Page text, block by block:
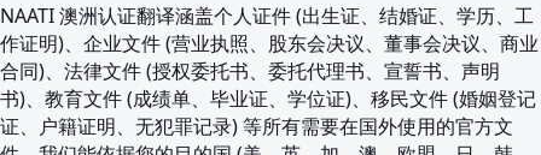
NAATI 澳洲认证翻译涵盖个人证件 (出生证、结婚证、学历、工
作证明)、企业文件 (营业执照、股东会决议、董事会决议、商业
合同)、法律文件 (授权委托书、委托代理书、宣誓书、声明
书)、教育文件 (成绩单、毕业证、学位证)、移民文件 (婚姻登记
证、户籍证明、无犯罪记录) 等所有需要在国外使用的官方文